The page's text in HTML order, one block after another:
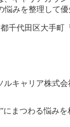
悩みを整理して
千代田区大手
ルキャリア株式会
まつわる悩み